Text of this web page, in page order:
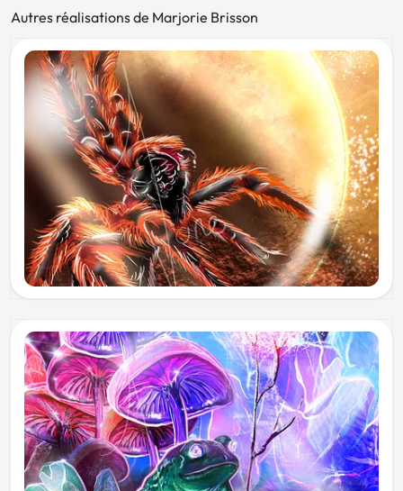
Autres réalisations de Marjorie Brisson